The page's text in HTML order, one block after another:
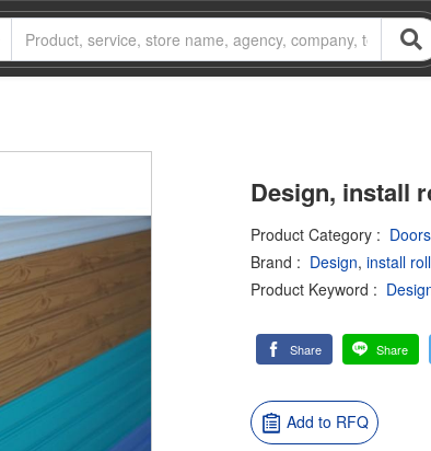
Design, install
Product Category : Doors
Brand : Design, install
Product Keyword :
Share Share
Add to RFQ